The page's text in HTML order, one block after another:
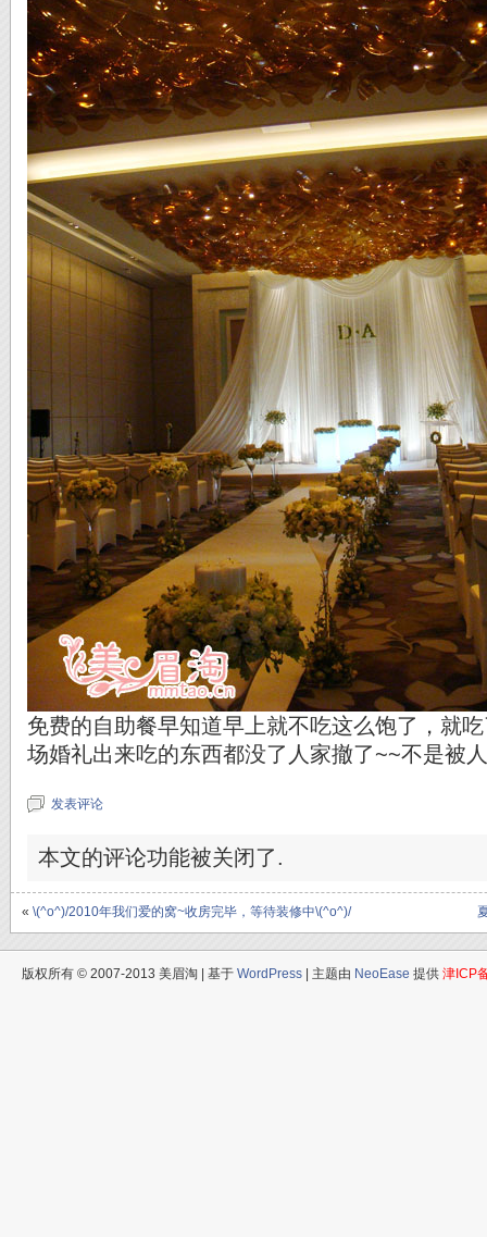
免费的自助餐早知道早上就不吃这么饱了，就
场婚礼出来吃的东西都没了人家撤了~~不是被
发表评论
本文的评论功能被关闭了.
« \(^o^)/2010年我们爱的窝~收房完毕，等待装修中\(^o^)/
版权所有 © 2007-2013 美眉淘 | 基于 WordPress | 主题由 NeoEase 提供 津ICP